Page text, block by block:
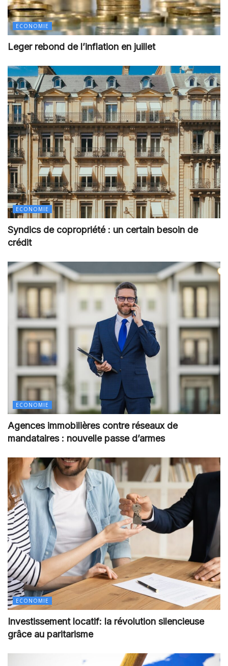
ECONOMIE
Leger rebond de l’inflation en juillet
ECONOMIE
Syndics de copropriété : un certain besoin de
crédit
ECONOMIE
Agences immobilières contre réseaux de
mandataires : nouvelle passe d’armes
ECONOMIE
Investissement locatif: la révolution silencieuse
grâce au paritarisme